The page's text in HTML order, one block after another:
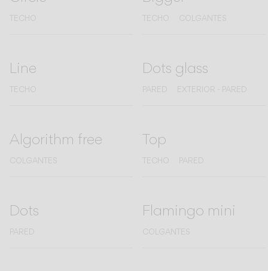
TECHO TECHO COLGANTES
Line
TECHO
Dots glass
PARED EXTERIOR - PARED
Algorithm free
COLGANTES
Top
TECHO PARED
Dots
PARED
Flamingo mini
COLGANTES